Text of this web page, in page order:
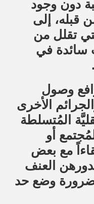
دون وجود
قبله، إلى
تقلل من
سائدة في
وصول
الأخرى
المُتسلطة
أو
مع بعض
العنف
وضع حد